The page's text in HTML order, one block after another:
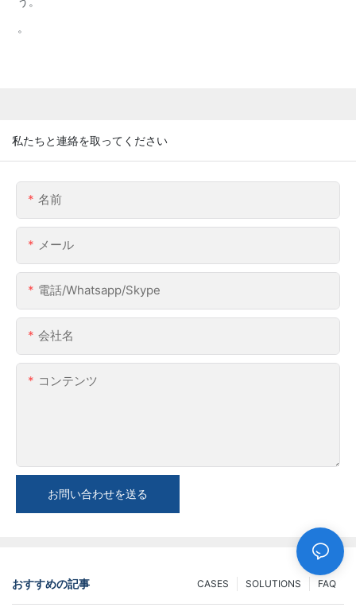
。
私たちと連絡を取ってください
名前
メール
電話/whatsapp/skype
会社名
コンテンツ
お問い合わせを送る
おすすめの記事 FAQ
SOLUTIONS
CASES